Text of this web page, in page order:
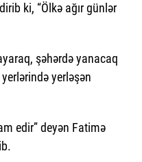
ki, “Ölkə ağır günlər
şəhərdə yanacaq
yerləşən
edir” deyən Fatimə